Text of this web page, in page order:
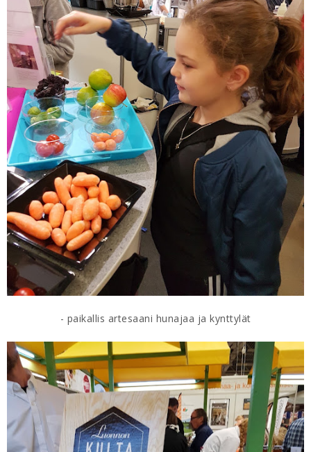
- paikallis artesaani hunajaa ja kynttylät